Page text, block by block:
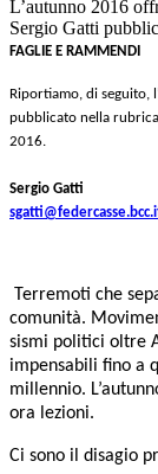
L’autunno 2016
Sergio Gatti
FAGLIE E RAMMENDI
Riportiamo, di seguito,
pubblicato nella
2016.
Sergio Gatti
Terremoti che
comunità.
sismi politici oltre
impensabili fino a
millennio.
ora lezioni.
Ci sono il disagio